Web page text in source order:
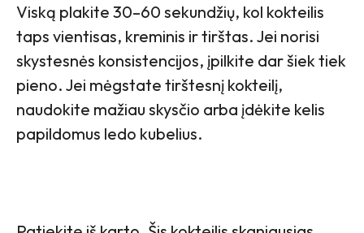
Viską plakite 30–60 sekundžių, kol kokteilis
taps vientisas, kreminis ir tirštas. Jei norisi
skystesnės konsistencijos, įpilkite dar šiek tiek
pieno. Jei mėgstate tirštesnį kokteilį,
naudokite mažiau skysčio arba įdėkite kelis
papildomus ledo kubelius.